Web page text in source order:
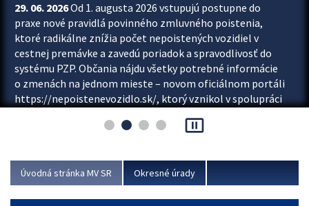
29. 06. 2026Od 1. augusta 2026 vstupujú postupne do
praxe nové pravidlá povinného zmluvného poistenia,
ktoré radikálne znížia počet nepoistených vozidiel v
cestnej premávke a zavedú poriadok a spravodlivosť do
systému PZP. Občania nájdu všetky potrebné informácie
o zmenách na jednom mieste – novom oficiálnom portáli
https://nepoistenevozidlo.sk/, ktorý vznikol v spolupráci
asociácie poisťovní (SLASPO) a Ministerstva vnútra SR.
Viac
pause_presentation
Úvodná stránka MV SR Okresné úrady